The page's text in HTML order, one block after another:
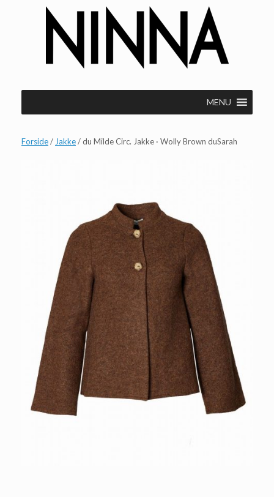
MENU
Forside/ Jakke/ du Milde Circ. Jakke · Wolly Brown duSarah